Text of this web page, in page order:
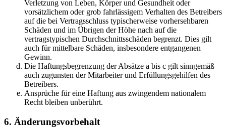
Verletzung von Leben, Körper und Gesundheit oder
vorsätzlichem oder grob fahrlässigem Verhalten des Betreibers
auf die bei Vertragsschluss typischerweise vorhersehbaren
Schäden und im Übrigen der Höhe nach auf die
vertragstypischen Durchschnittsschäden begrenzt. Dies gilt
auch für mittelbare Schäden, insbesondere entgangenen
Gewinn.
Die Haftungsbegrenzung der Absätze a bis c gilt sinngemäß
auch zugunsten der Mitarbeiter und Erfüllungsgehilfen des
Betreibers.
Ansprüche für eine Haftung aus zwingendem nationalem
Recht bleiben unberührt.
6. Änderungsvorbehalt